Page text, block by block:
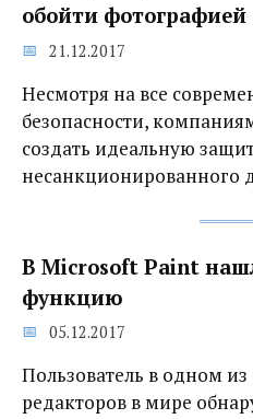
обойти фотографией
21.12.2017
Несмотря на все
безопасности,
создать идеальную
несанкционированного
В Microsoft Paint
функцию
05.12.2017
Пользователь в одном
редакторов в мире